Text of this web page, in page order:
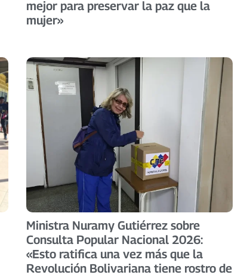
mejor para preservar la paz que la
mujer»
Ministra Nuramy Gutiérrez sobre
Consulta Popular Nacional 2026:
«Esto ratifica una vez más que la
Revolución Bolivariana tiene rostro de